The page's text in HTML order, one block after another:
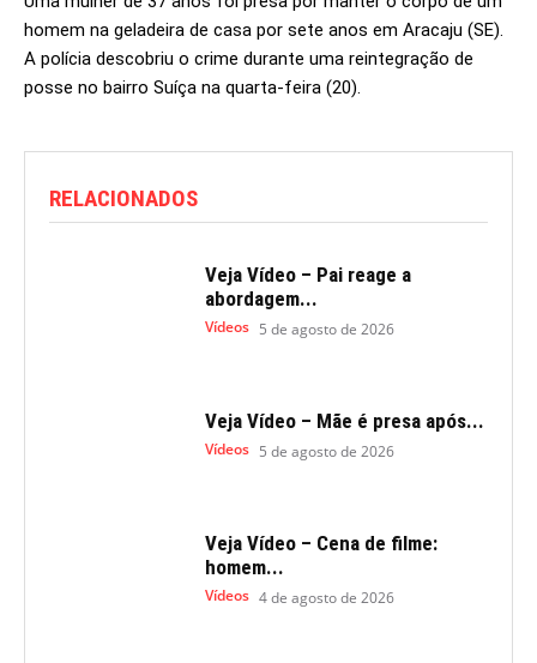
homem na geladeira de casa por sete anos em Aracaju (SE).
A polícia descobriu o crime durante uma reintegração de
posse no bairro Suíça na quarta-feira (20).
RELACIONADOS
Veja Vídeo – Pai reage a
abordagem...
Vídeos 5 de agosto de 2026
Veja Vídeo – Mãe é presa após...
Vídeos 5 de agosto de 2026
Veja Vídeo – Cena de filme:
homem...
Vídeos 4 de agosto de 2026